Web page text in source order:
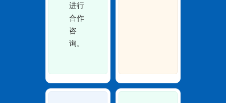
进行
合作
咨
询。